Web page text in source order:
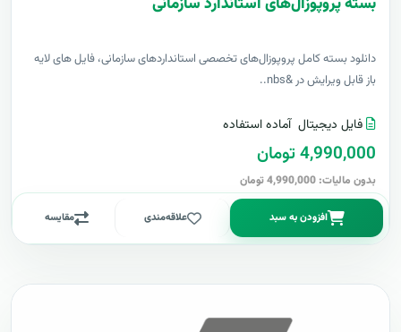
دانلود بسته کامل پروپوزال‌های تخصصی استانداردهای سازمانی، فایل های لایه
باز قابل ویرایش در &nbs..
فایل دیجیتال آماده استفاده
4,990,000 تومان
بدون مالیات: 4,990,000 تومان
افزودن به سبد علاقه‌مندی مقایسه